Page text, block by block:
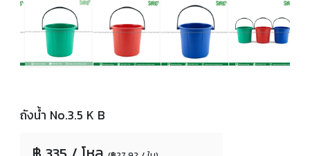
ถังน้ำ No.3.5 K B